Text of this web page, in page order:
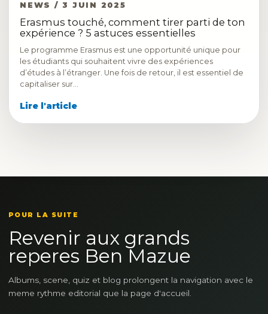
NEWS / 3 JUIN 2025
Erasmus touché, comment tirer parti de ton
expérience ? 5 astuces essentielles
Le programme Erasmus est une opportunité unique pour
les étudiants qui souhaitent vivre des expériences
d’études à l’étranger. Une fois de retour, il est essentiel de
capitaliser sur…
Lire l'article
POUR LA SUITE
Revenir aux grands
reperes Ben Mazue
Albums, scene, quiz et blog prolongent la navigation avec le
meme rythme editorial que la page d'accueil.